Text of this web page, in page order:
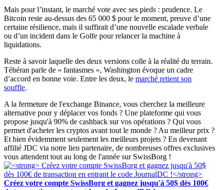
Mais pour l’instant, le marché vote avec ses pieds : prudence. Le
Bitcoin reste au-dessus des 65 000 $ pour le moment, preuve d’une
certaine résilience, mais il suffirait d’une nouvelle escalade verbale
ou d’un incident dans le Golfe pour relancer la machine à
liquidations.
Reste à savoir laquelle des deux versions colle à la réalité du terrain.
Téhéran parle de « fantasmes », Washington évoque un cadre
d’accord en bonne voie. Entre les deux, le marché retient son
souffle.
A la fermeture de l'exchange Binance, vous cherchez la meilleure
alternative pour y déplacer vos fonds ? Une plateforme qui vous
propose jusqu'à 90% de cashback sur vos opérations ? Qui vous
permet d'acheter les cryptos avant tout le monde ? Au meilleur prix ?
Et bien évidemment seulement les meilleurs projets ? En devenant
affilié JDC via notre lien partenaire, de nombreuses offres exclusives
vous attendent tout au long de l'année sur SwissBorg !
Créez votre compte SwissBorg et gagnez jusqu'à 50$ dès 100€